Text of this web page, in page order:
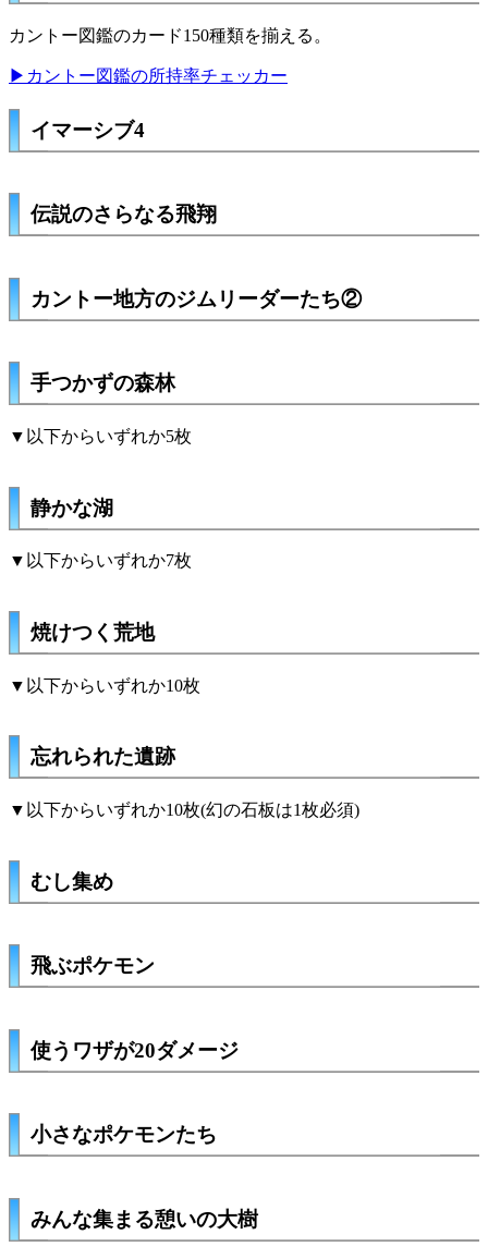
カントー図鑑のカード150種類を揃える。
▶カントー図鑑の所持率チェッカー
イマーシブ4
伝説のさらなる飛翔
カントー地方のジムリーダーたち②
手つかずの森林
▼以下からいずれか5枚
静かな湖
▼以下からいずれか7枚
焼けつく荒地
▼以下からいずれか10枚
忘れられた遺跡
▼以下からいずれか10枚(幻の石板は1枚必須)
むし集め
飛ぶポケモン
使うワザが20ダメージ
小さなポケモンたち
みんな集まる憩いの大樹